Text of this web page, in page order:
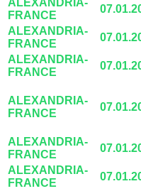
FRANCE
ALEXANDRIA-
FRANCE
ALEXANDRIA-
FRANCE
ALEXANDRIA-
FRANCE
ALEXANDRIA-
FRANCE
ALEXANDRIA-
FRANCE